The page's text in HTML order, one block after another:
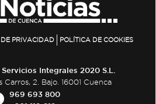
PRIVACIDAD POLÍTICA DE COOKIES
Integrales 2020 S.L.
Carros, 2. Bajo. 16001 Cuenca
969 693 800